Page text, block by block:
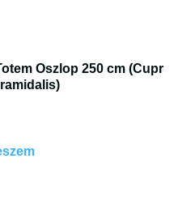
Oszlop 250 cm (Cupr